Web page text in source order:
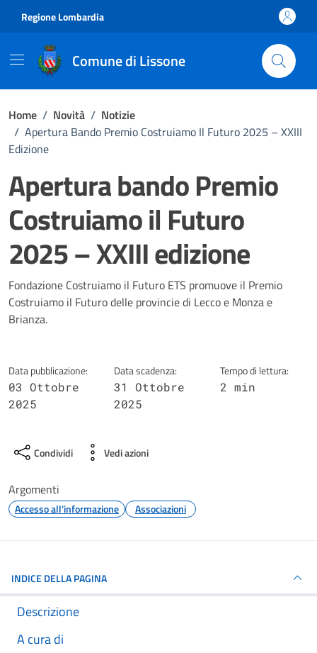
Regione Lombardia
Comune di Lissone
Home / Novità / Notizie
/ Apertura Bando Premio Costruiamo Il Futuro 2025 – XXIII
Edizione
Apertura bando Premio
Costruiamo il Futuro
2025 – XXIII edizione
Dettagli della notizia
Fondazione Costruiamo il Futuro ETS promuove il Premio
Costruiamo il Futuro delle provincie di Lecco e Monza e
Brianza.
Data pubblicazione:
03 Ottobre
2025
Data scadenza:
31 Ottobre
2025
Tempo di lettura:
2 min
Condividi Vedi azioni
Argomenti
Accesso all'informazione Associazioni
INDICE DELLA PAGINA
Descrizione
A cura di